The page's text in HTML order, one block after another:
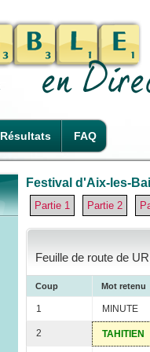
Résultats FAQ
Festival d'Aix-les-
Partie 1 Partie 2
Feuille de route de
Coup Mot retenu
1 MINUTE
2 TAHITIEN